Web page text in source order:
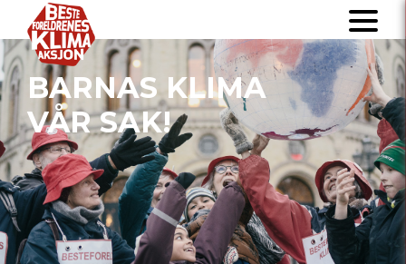
BARNAS KLIMA
VÅR SAK!